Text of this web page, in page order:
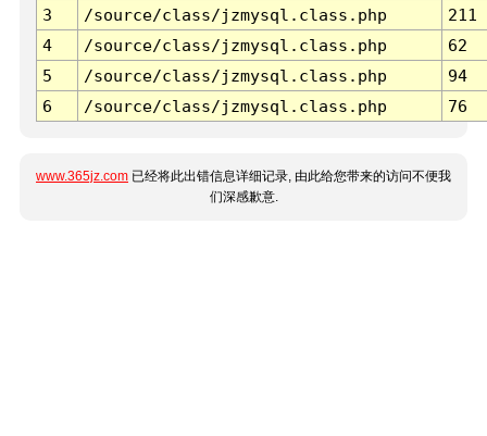
3 /source/class/jzmysql.class.php
211
4
/source/class/jzmysql.class.php
62
5
/source/class/jzmysql.class.php
94
6
/source/class/jzmysql.class.php 76
www.365jz.com 已经将此出错信息详细记录, 由此给您带来的访问不便我
们深感歉意.